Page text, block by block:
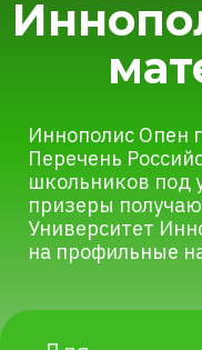
7-11
класс
учащихся
2 тура
призеры получают
Университет Иннополис
на профильные